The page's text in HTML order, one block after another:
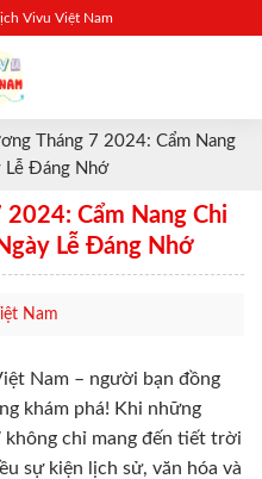
Vivu Việt Nam
Tháng 7 2024: Cẩm Nang
Lễ Đáng Nhớ
Cẩm Nang Chi
Lễ Đáng Nhớ
Nam
Nam – người bạn đồng
khám phá! Khi những
không chỉ mang đến tiết trời
sự kiện lịch sử, văn hóa và